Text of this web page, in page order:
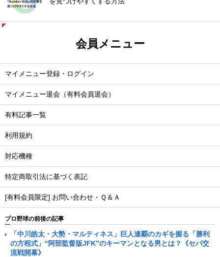
会員メニュー
マイメニュー登録・ログイン
マイメニュー退会（有料会員退会）
有料記事一覧
利用規約
対応機種
特定商取引法に基づく表記
[有料会員限定] お問い合わせ・Ｑ＆Ａ
プロ野球の前後の記事
「中川皓太・大勢・マルティネス」巨人連覇のカギを握る「勝利
の方程式」“阿部監督版JFK”のキーマンとなる男とは？《セパ交
流戦開幕》